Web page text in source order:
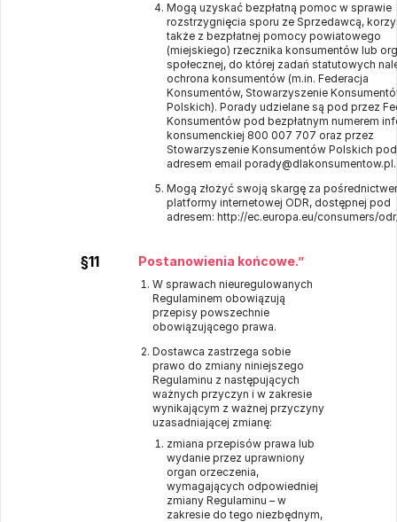
Mogą uzyskać bezpłatną pomoc w sprawie
rozstrzygnięcia sporu ze Sprzedawcą,
także z bezpłatnej pomocy powiatowego
(miejskiego) rzecznika konsumentów lub
społecznej, do której zadań statutowych
ochrona konsumentów (m.in. Federacja
Konsumentów, Stowarzyszenie
Polskich). Porady udzielane są pod przez
Konsumentów pod bezpłatnym numerem
konsumenckiej 800 007 707 oraz przez
Stowarzyszenie Konsumentów Polskich pod
adresem email porady@dlakonsumentow.pl.
Mogą złożyć swoją skargę za
platformy internetowej ODR, dostępnej pod
adresem: http://ec.europa.eu/consumers/
§11 Postanowienia końcowe.”
W sprawach nieuregulowanych
Regulaminem obowiązują
przepisy powszechnie
obowiązującego prawa.
Dostawca zastrzega sobie
prawo do zmiany niniejszego
Regulaminu z następujących
ważnych przyczyn i w zakresie
wynikającym z ważnej przyczyny
uzasadniającej zmianę:
zmiana przepisów prawa lub
wydanie przez uprawniony
organ orzeczenia,
wymagających odpowiedniej
zmiany Regulaminu – w
zakresie do tego niezbędnym,